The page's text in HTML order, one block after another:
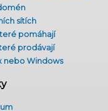
sítích
pomáhají
prodávají
nebo Windows